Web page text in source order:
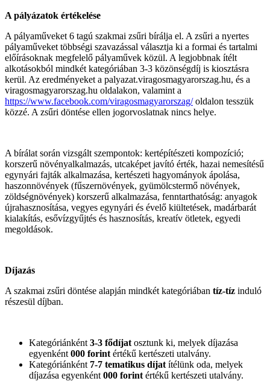
A pályázatok értékelése
A pályaműveket 6 tagú szakmai zsűri bírálja el. A zsűri a nyertes
pályaműveket többségi szavazással választja ki a formai és tartalmi
előírásoknak megfelelő pályaművek közül. A legjobbnak ítélt
alkotásokból mindkét kategóriában 3-3 közönségdíj is kiosztásra
kerül. Az eredményeket a palyazat.viragosmagyarorszag.hu, és a
viragosmagyarorszag.hu oldalakon, valamint a
https://www.facebook.com/viragosmagyarorszag/oldalon tesszük
közzé. A zsűri döntése ellen jogorvoslatnak nincs helye.
A bírálat során vizsgált szempontok: kertépítészeti kompozíció;
korszerű növényalkalmazás, utcaképet javító érték, hazai nemesítésű
egynyári fajták alkalmazása, kertészeti hagyományok ápolása,
haszonnövények (fűszernövények, gyümölcstermő növények,
zöldségnövények) korszerű alkalmazása, fenntarthatóság: anyagok
újrahasznosítása, vegyes egynyári és évelő kiültetések, madárbarát
kialakítás, esővízgyűjtés és hasznosítás, kreatív ötletek, egyedi
megoldások.
Díjazás
A szakmai zsűri döntése alapján mindkét kategóriában tíz-tíz induló
részesül díjban.
Kategóriánként 3-3 fődíjat osztunk ki, melyek díjazása
egyenként 000 forint értékű kertészeti utalvány.
Kategóriánként 7-7 tematikus díjat ítélünk oda, melyek
díjazása egyenként 000 forint értékű kertészeti utalvány.